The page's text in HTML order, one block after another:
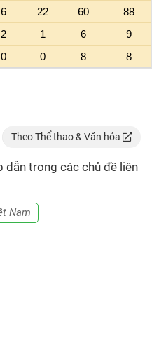
Theo Thể thao & Văn hóa
dẫn trong các chủ đề liên
Nam